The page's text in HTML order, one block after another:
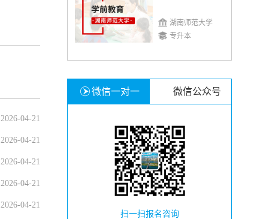
2026-04-21
2026-04-21
2026-04-21
2026-04-21
2026-04-21
湖南师范大学
专升本
微信一对一 微信公众号
扫一扫报名咨询